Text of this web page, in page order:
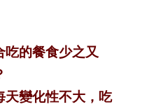
吃的餐食少之又
天變化性不大，吃